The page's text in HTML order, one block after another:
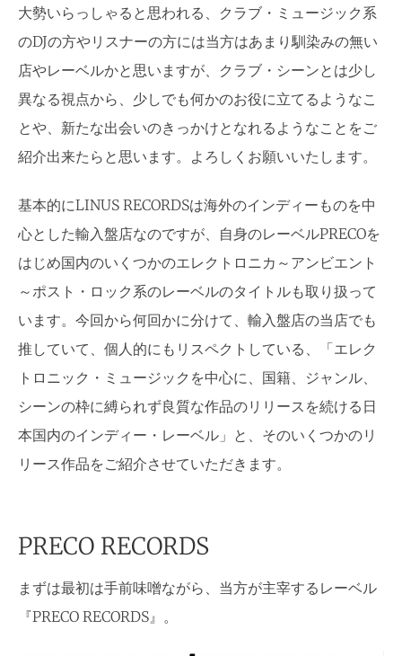
大勢いらっしゃると思われる、クラブ・ミュージック系
のDJの方やリスナーの方には当方はあまり馴染みの無い
店やレーベルかと思いますが、クラブ・シーンとは少し
異なる視点から、少しでも何かのお役に立てるようなこ
とや、新たな出会いのきっかけとなれるようなことをご
紹介出来たらと思います。よろしくお願いいたします。
基本的にLINUS RECORDSは海外のインディーものを中
心とした輸入盤店なのですが、自身のレーベルPRECOを
はじめ国内のいくつかのエレクトロニカ～アンビエント
～ポスト・ロック系のレーベルのタイトルも取り扱って
います。今回から何回かに分けて、輸入盤店の当店でも
推していて、個人的にもリスペクトしている、「エレク
トロニック・ミュージックを中心に、国籍、ジャンル、
シーンの枠に縛られず良質な作品のリリースを続ける日
本国内のインディー・レーベル」と、そのいくつかのリ
リース作品をご紹介させていただきます。
PRECO RECORDS
まずは最初は手前味噌ながら、当方が主宰するレーベル
『PRECO RECORDS』。